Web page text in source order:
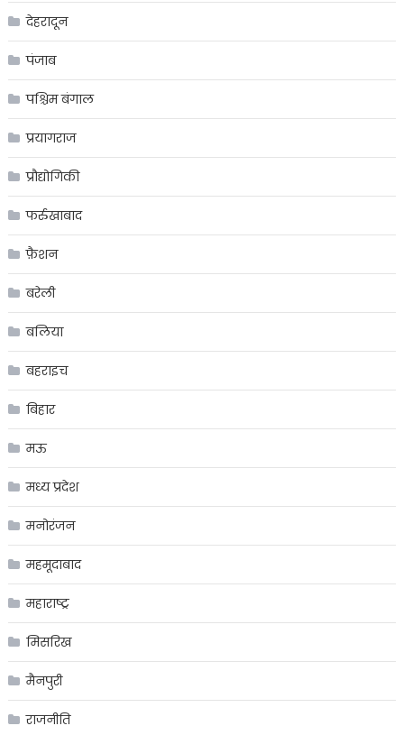
देहरादून
पंजाब
पश्चिम बंगाल
प्रयागराज
प्रौद्योगिकी
फर्रुखाबाद
फ़ैशन
बरेली
बलिया
बहराइच
बिहार
मऊ
मध्य प्रदेश
मनोरंजन
महमूदाबाद
महाराष्ट्र
मिसरिख
मैनपुरी
राजनीति